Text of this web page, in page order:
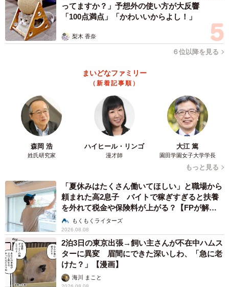
ってますか？」予想外の使い方が大反響
「100点満点」「かわいいからよし！」
梨木 香奈
６位以降を見る
まいどなファミリー
（新着記事順）
森岡 浩
姓氏研究家
ハイヒール・リンゴ
漫才師
大江 篤
園田学園女子大学学長
もっと見る
「夏休みはたくさん働いてほしい」と職場から
頼まれた高2息子 バイトで稼ぎすぎると扶養
を外れて税金や保険料が上がる？【FPが解
説】もくもくライターズ
2026.08.08
2泊3日の東京出張→飼い主さんが不在中ハムス
ターに異変 眉間にできた深いしわ、「急に老
けた？」【漫画】
海川 まこと